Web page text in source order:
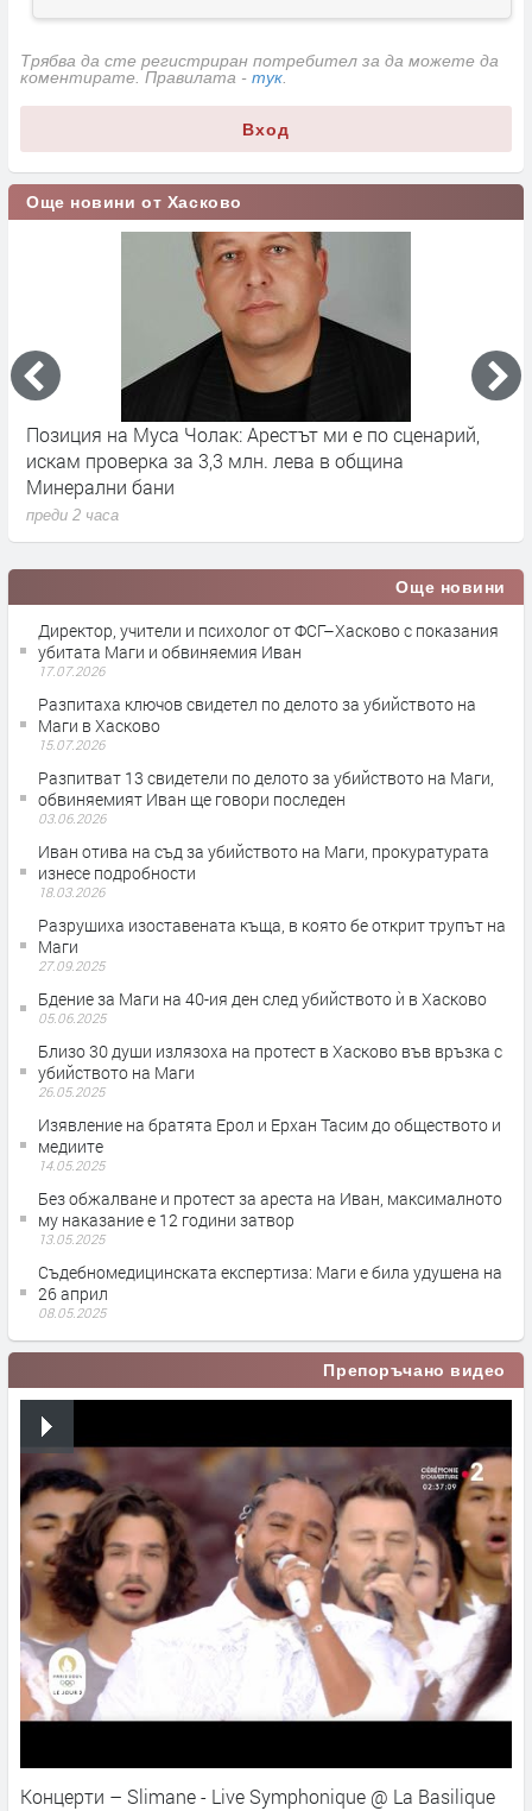
Трябва да сте регистриран потребител за да можете да
коментирате. Правилата - тук
Вход
Още новини от Хасково
Позиция на Муса Чолак: Арестът ми е по сценарий,
искам проверка за 3,3 млн. лева в община
Минерални бани
преди 2 часа
Още новини
Директор, учители и психолог от ФСГ–Хасково с показания
убитата Маги и обвиняемия Иван
17.07.2026
Разпитаха ключов свидетел по делото за убийството на
Маги в Хасково
15.07.2026
Разпитват 13 свидетели по делото за убийството на Маги,
обвиняемият Иван ще говори последен
03.06.2026
Иван отива на съд за убийството на Маги, прокуратурата
изнесе подробности
18.03.2026
Разрушиха изоставената къща, в която бе открит трупът на
Маги
27.09.2025
Бдение за Маги на 40-ия ден след убийството ѝ в Хасково
05.06.2025
Близо 30 души излязоха на протест в Хасково във връзка с
убийството на Маги
26.05.2025
Изявление на братята Ерол и Ерхан Тасим до обществото и
медиите
14.05.2025
Без обжалване и протест за ареста на Иван, максималното
му наказание е 12 години затвор
13.05.2025
Съдебномедицинската експертиза: Маги е била удушена на
26 април
08.05.2025
Препоръчано видео
Концерти – Slimane - Live Symphonique @ La Basilique